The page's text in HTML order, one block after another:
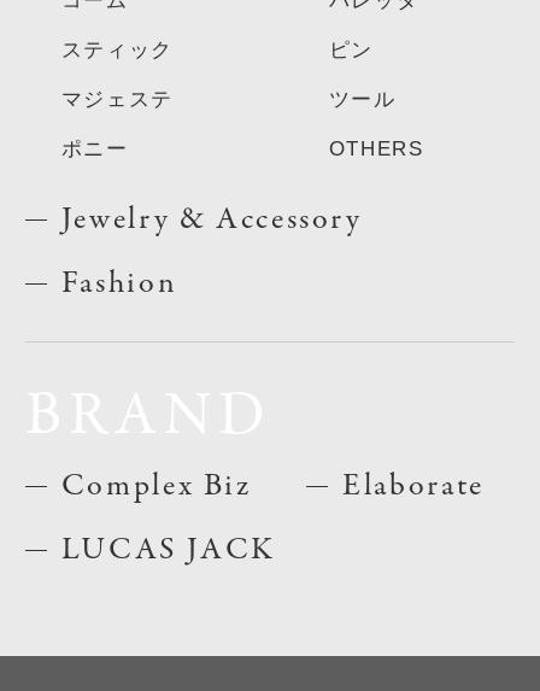
スティック
マジェステ
ポニー
ピン
ツール
OTHERS
Jewelry & Accessory
Fashion
Complex Biz
LUCAS JACK
Elaborate